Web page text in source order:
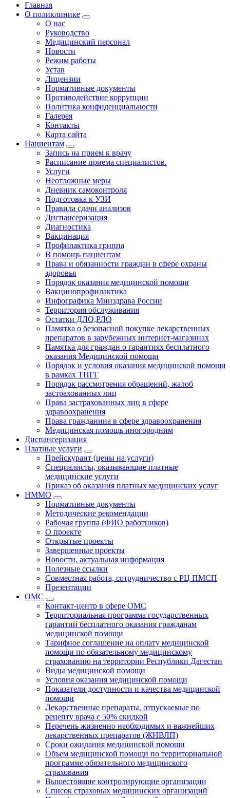
Главная
О поликлинике
О нас
Руководство
Медицинский персонал
Новости
Режим работы
Устав
Лицензии
Нормативные документы
Противодействие коррупции
Политика конфиденциальности
Галерея
Контакты
Карта сайта
Пациентам
Запись на прием к врачу
Расписание приема специалистов.
Услуги
Неотложные меры
Дневник самоконтроля
Подготовка к УЗИ
Правила сдачи анализов
Диспансеризация
Диагностика
Вакцинация
Профилактика гриппа
В помощь пациентам
Права и обязанности граждан в сфере охраны
здоровья
Порядок оказания медицинской помощи
Вакцинопрофилактика
Инфографика Минздрава России
Территория обслуживания
Остатки ДЛО,РЛО
Памятка о безопасной покупке лекарственных
препаратов в зарубежных интернет-магазинах
Памятка для граждан о гарантиях бесплатного
оказания Медицинской помощи
Порядок и условия оказания медицинской помощи
в рамках ТПГГ
Порядок рассмотрения обращений, жалоб
застрахованных лиц
Права застрахованных лиц в сфере
здравоохранения
Права гражданина в сфере здравоохранения
Медицинская помощь иногородним
Диспансеризация
Платные услуги
Прейскурант (цены на услуги)
Специалисты, оказывающие платные
медицинские услуги
Приказ об оказания платных медицинских услуг
НММО
Нормативные документы
Методические рекомендации
Рабочая группа (ФИО работников)
О проекте
Открытые проекты
Завершенные проекты
Новости, актуальная информация
Полезные ссылки
Совместная работа, сотрудничество с РЦ ПМСП
Презентации
ОМС
Контакт-центр в сфере ОМС
Территориальная программа государственных
гарантий бесплатного оказания гражданам
медицинской помощи
Тарифное соглашение на оплату медицинской
помощи по обязательному медицинскому
страхованию на территории Республики Дагестан
Виды медицинской помощи
Условия оказания медицинской помощи
Показатели доступности и качества медицинской
помощи
Лекарственные препараты, отпускаемые по
рецепту врача с 50% скидкой
Перечень жизненно необходимых и важнейших
лекарственных препаратов (ЖНВЛП)
Сроки ожидания медицинской помощи
Объем медицинской помощи по территориальной
программе обязательного медицинского
страхования
Вышестоящие контролирующие организации
Список страховых медицинских организаций